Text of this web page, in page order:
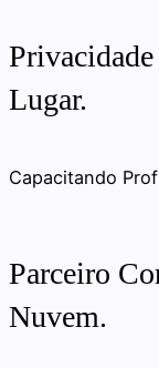
Lugar.
Capacitando
Parceiro
Nuvem.